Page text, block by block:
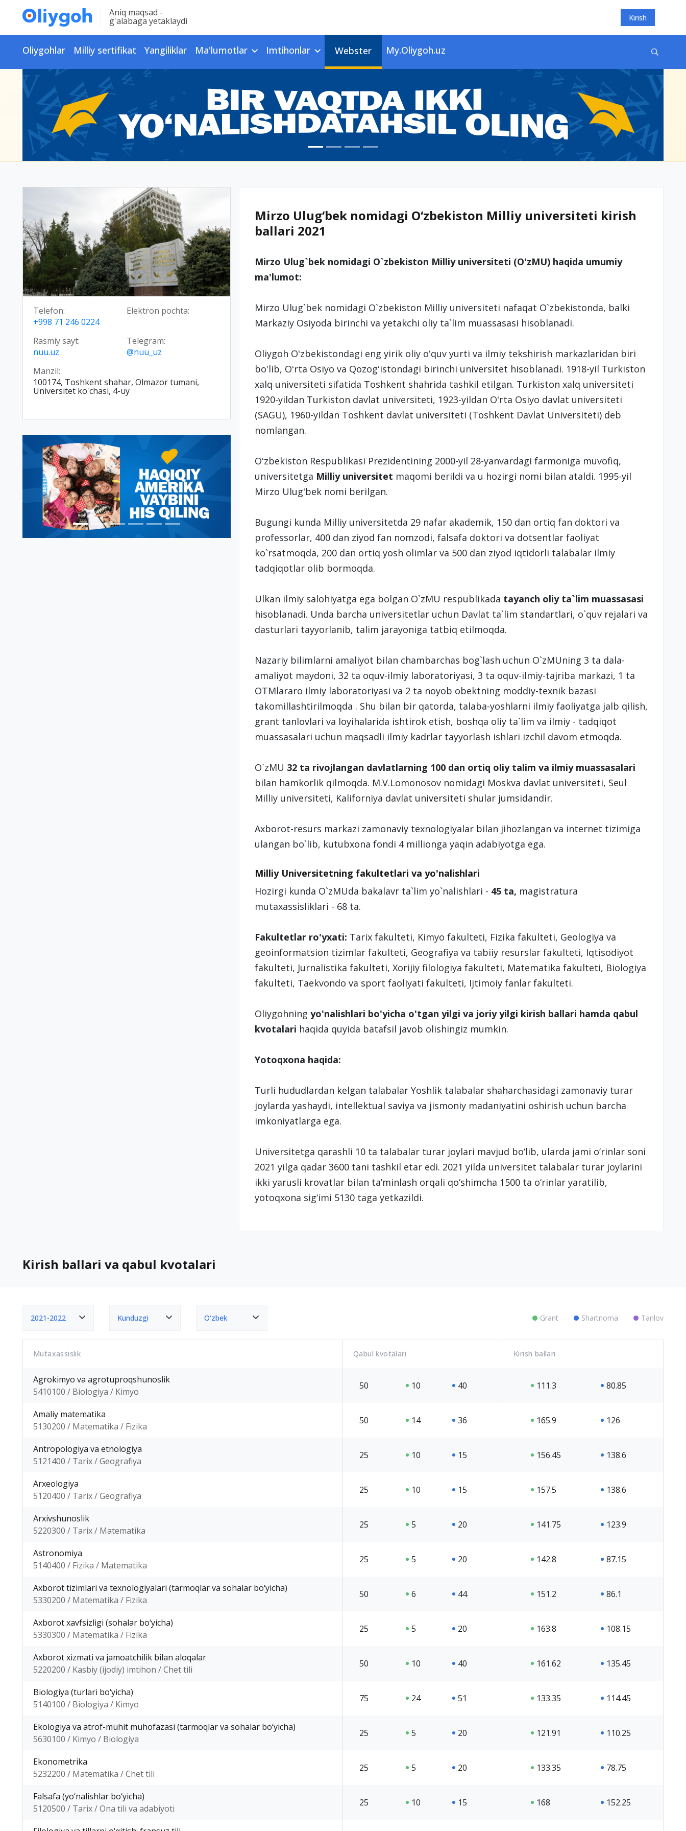
Aniq maqsad -
g'alabaga yetaklaydi Kirish
Oliygohlar Milliy sertifikat Yangiliklar Ma'lumotlar Imtihonlar Webster My.Oliygoh.uz
Telefon:
+998 71 246 0224
Elektron pochta:
Rasmiy sayt:
nuu.uz
Telegram:
@nuu_uz
Manzil:
100174, Toshkent shahar, Olmazor tumani,
Universitet ko'chasi, 4-uy
Mirzo Ulug‘bek nomidagi O‘zbekiston Milliy universiteti kirish
ballari 2021
Mirzo Ulug`bek nomidagi O`zbekiston Milliy universiteti (O'zMU) haqida umumiy
ma'lumot:
Mirzo Ulug`bek nomidagi O`zbekiston Milliy universiteti nafaqat O`zbekistonda, balki
Markaziy Osiyoda birinchi va yetakchi oliy ta`lim muassasasi hisoblanadi.
Oliygoh Oʻzbekistondagi eng yirik oliy oʻquv yurti va ilmiy tekshirish markazlaridan biri
bo'lib, Oʻrta Osiyo va Qozogʻistondagi birinchi universitet hisoblanadi. 1918-yil Turkiston
xalq universiteti sifatida Toshkent shahrida tashkil etilgan. Turkiston xalq universiteti
1920-yildan Turkiston davlat universiteti, 1923-yildan Oʻrta Osiyo davlat universiteti
(SAGU), 1960-yildan Toshkent davlat universiteti (Toshkent Davlat Universiteti) deb
nomlangan.
Oʻzbekiston Respublikasi Prezidentining 2000-yil 28-yanvardagi farmoniga muvofiq,
universitetga Milliy universitet maqomi berildi va u hozirgi nomi bilan ataldi. 1995-yil
Mirzo Ulugʻbek nomi berilgan.
Bugungi kunda Milliy universitetda 29 nafar akademik, 150 dan ortiq fan doktori va
professorlar, 400 dan ziyod fan nomzodi, falsafa doktori va dotsentlar faoliyat
ko`rsatmoqda, 200 dan ortiq yosh olimlar va 500 dan ziyod iqtidorli talabalar ilmiy
tadqiqotlar olib bormoqda.
Ulkan ilmiy salohiyatga ega bolgan O`zMU respublikada tayanch oliy ta`lim muassasasi
hisoblanadi. Unda barcha universitetlar uchun Davlat ta`lim standartlari, o`quv rejalari va
dasturlari tayyorlanib, talim jarayoniga tatbiq etilmoqda.
Nazariy bilimlarni amaliyot bilan chambarchas bog`lash uchun O`zMUning 3 ta dala-
amaliyot maydoni, 32 ta oquv-ilmiy laboratoriyasi, 3 ta oquv-ilmiy-tajriba markazi, 1 ta
OTMlararo ilmiy laboratoriyasi va 2 ta noyob obektning moddiy-texnik bazasi
takomillashtirilmoqda . Shu bilan bir qatorda, talaba-yoshlarni ilmiy faoliyatga jalb qilish,
grant tanlovlari va loyihalarida ishtirok etish, boshqa oliy ta`lim va ilmiy - tadqiqot
muassasalari uchun maqsadli ilmiy kadrlar tayyorlash ishlari izchil davom etmoqda.
O`zMU 32 ta rivojlangan davlatlarning 100 dan ortiq oliy talim va ilmiy muassasalari
bilan hamkorlik qilmoqda. M.V.Lomonosov nomidagi Moskva davlat universiteti, Seul
Milliy universiteti, Kaliforniya davlat universiteti shular jumsidandir.
Axborot-resurs markazi zamonaviy texnologiyalar bilan jihozlangan va internet tizimiga
ulangan bo`lib, kutubxona fondi 4 millionga yaqin adabiyotga ega.
Milliy Universitetning fakultetlari va yo'nalishlari
Hozirgi kunda O`zMUda bakalavr ta`lim yo`nalishlari - 45 ta, magistratura
mutaxassisliklari - 68 ta.
Fakultetlar ro'yxati: Tarix fakulteti, Kimyo fakulteti, Fizika fakulteti, Geologiya va
geoinformatsion tizimlar fakulteti, Geografiya va tabiiy resurslar fakulteti, Iqtisodiyot
fakulteti, Jurnalistika fakulteti, Xorijiy filologiya fakulteti, Matematika fakulteti, Biologiya
fakulteti, Taekvondo va sport faoliyati fakulteti, Ijtimoiy fanlar fakulteti.
Oliygohning yo'nalishlari bo'yicha o'tgan yilgi va joriy yilgi kirish ballari hamda qabul
kvotalari haqida quyida batafsil javob olishingiz mumkin.
Yotoqxona haqida:
Turli hududlardan kelgan talabalar Yoshlik talabalar shaharchasidagi zamonaviy turar
joylarda yashaydi, intellektual saviya va jismoniy madaniyatini oshirish uchun barcha
imkoniyatlarga ega.
Universitetga qarashli 10 ta talabalar turar joylari mavjud bo‘lib, ularda jami o‘rinlar soni
2021 yilga qadar 3600 tani tashkil etar edi. 2021 yilda universitet talabalar turar joylarini
ikki yarusli krovatlar bilan ta’minlash orqali qo‘shimcha 1500 ta o‘rinlar yaratilib,
yotoqxona sig‘imi 5130 taga yetkazildi.
Kirish ballari va qabul kvotalari
2021-2022 Kunduzgi O‘zbek Grant Shartnoma Tanlov
Mutaxassislik Qabul kvotalari Kirish ballari
Agrokimyo va agrotuproqshunoslik
5410100 / Biologiya / Kimyo
50 10 40 111.3 80.85
Amaliy matematika
5130200 / Matematika / Fizika
50 14 36 165.9 126
Antropologiya va etnologiya
5121400 / Tarix / Geografiya
25 10 15 156.45 138.6
Arxeologiya
5120400 / Tarix / Geografiya
25 10 15 157.5 138.6
Arxivshunoslik
5220300 / Tarix / Matematika
25 5 20 141.75 123.9
Astronomiya
5140400 / Fizika / Matematika
25 5 20 142.8 87.15
Axborot tizimlari va texnologiyalari (tarmoqlar va sohalar bo‘yicha)
5330200 / Matematika / Fizika
50 6 44 151.2 86.1
Axborot xavfsizligi (sohalar bo‘yicha)
5330300 / Matematika / Fizika
25 5 20 163.8 108.15
Axborot xizmati va jamoatchilik bilan aloqalar
5220200 / Kasbiy (ijodiy) imtihon / Chet tili
50 10 40 161.62 135.45
Biologiya (turlari bo‘yicha)
5140100 / Biologiya / Kimyo
75 24 51 133.35 114.45
Ekologiya va atrof-muhit muhofazasi (tarmoqlar va sohalar bo‘yicha)
5630100 / Kimyo / Biologiya
25 5 20 121.91 110.25
Ekonometrika
5232200 / Matematika / Chet tili
25 5 20 133.35 78.75
Falsafa (yo‘nalishlar bo‘yicha)
5120500 / Tarix / Ona tili va adabiyoti
25 10 15 168 152.25